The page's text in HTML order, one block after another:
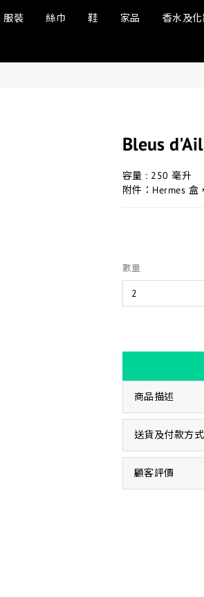
服裝 絲巾 鞋 家品 香水及化
Bleus
容量 : 250 毫升
附件：Hermes 盒
數量
商品描述
送貨及付款方式
顧客評價